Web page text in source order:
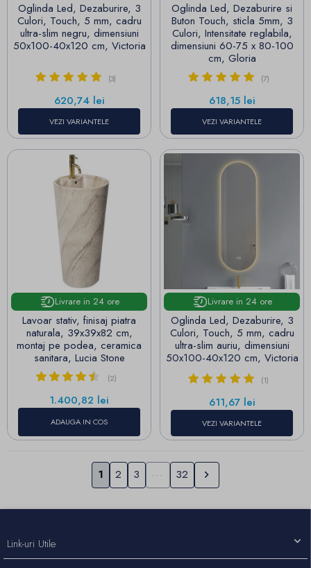
Oglinda Led, Dezaburire, 3
Culori, Touch, 5 mm, cadru
ultra-slim negru, dimensiuni
50x100-40x120 cm, Victoria
(3)
Pret
620,74 lei
VEZI VARIANTELE
Oglinda Led, Dezaburire si
Buton Touch, sticla 5mm, 3
Culori, Intensitate reglabila,
dimensiuni 60-75 x 80-100
cm, Gloria
(7)
Pret
618,15 lei
VEZI VARIANTELE
Livrare in 24 ore
Lavoar stativ, finisaj piatra
naturala, 39x39x82 cm,
montaj pe podea, ceramica
sanitara, Lucia Stone
(2)
Pret
1.400,82 lei
ADAUGA IN COS
Livrare in 24 ore
Oglinda Led, Dezaburire, 3
Culori, Touch, 5 mm, cadru
ultra-slim auriu, dimensiuni
50x100-40x120 cm, Victoria
(1)
Pret
611,67 lei
VEZI VARIANTELE
1 2 3 ··· 32 Urmatorul

Link-uri Utile